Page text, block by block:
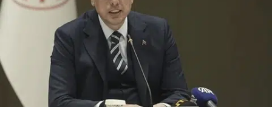
Burdur
Bursa
Çanakkale
Çankırı
Çorum